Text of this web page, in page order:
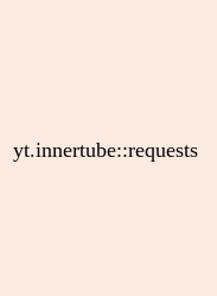
yt.innertube::requests